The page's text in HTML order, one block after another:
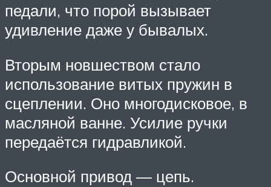
педали, что порой вызывает
удивление даже у бывалых.
Вторым новшеством стало
использование витых пружин в
сцеплении. Оно многодисковое, в
масляной ванне. Усилие ручки
передаётся гидравликой.
Основной привод — цепь.